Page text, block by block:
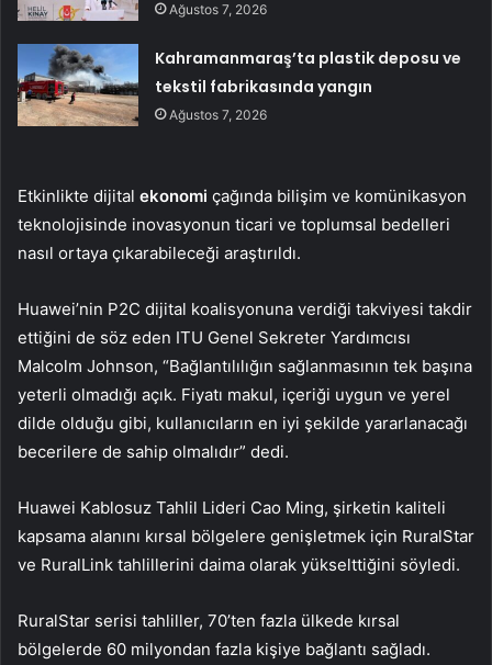
Ağustos 7, 2026
Kahramanmaraş’ta plastik deposu ve
tekstil fabrikasında yangın
Ağustos 7, 2026
Etkinlikte dijital ekonomi çağında bilişim ve komünikasyon
teknolojisinde inovasyonun ticari ve toplumsal bedelleri
nasıl ortaya çıkarabileceği araştırıldı.
Huawei’nin P2C dijital koalisyonuna verdiği takviyesi takdir
ettiğini de söz eden ITU Genel Sekreter Yardımcısı
Malcolm Johnson, “Bağlantılılığın sağlanmasının tek başına
yeterli olmadığı açık. Fiyatı makul, içeriği uygun ve yerel
dilde olduğu gibi, kullanıcıların en iyi şekilde yararlanacağı
becerilere de sahip olmalıdır” dedi.
Huawei Kablosuz Tahlil Lideri Cao Ming, şirketin kaliteli
kapsama alanını kırsal bölgelere genişletmek için RuralStar
ve RuralLink tahlillerini daima olarak yükselttiğini söyledi.
RuralStar serisi tahliller, 70’ten fazla ülkede kırsal
bölgelerde 60 milyondan fazla kişiye bağlantı sağladı.